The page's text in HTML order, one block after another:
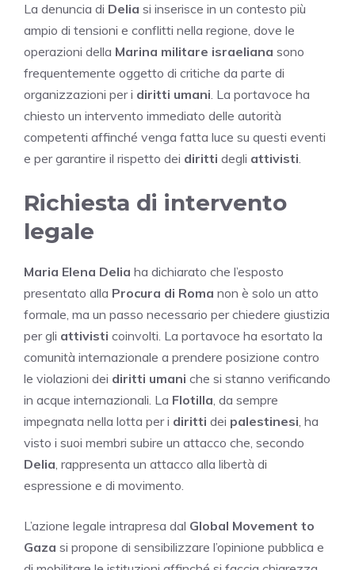
La denuncia di Delia si inserisce in un contesto più
ampio di tensioni e conflitti nella regione, dove le
operazioni della Marina militare israeliana sono
frequentemente oggetto di critiche da parte di
organizzazioni per i diritti umani. La portavoce ha
chiesto un intervento immediato delle autorità
competenti affinché venga fatta luce su questi eventi
e per garantire il rispetto dei diritti degli attivisti.
Richiesta di intervento
legale
Maria Elena Delia ha dichiarato che l’esposto
presentato alla Procura di Roma non è solo un atto
formale, ma un passo necessario per chiedere giustizia
per gli attivisti coinvolti. La portavoce ha esortato la
comunità internazionale a prendere posizione contro
le violazioni dei diritti umani che si stanno verificando
in acque internazionali. La Flotilla, da sempre
impegnata nella lotta per i diritti dei palestinesi, ha
visto i suoi membri subire un attacco che, secondo
Delia, rappresenta un attacco alla libertà di
espressione e di movimento.
L’azione legale intrapresa dal Global Movement to
Gaza si propone di sensibilizzare l’opinione pubblica e